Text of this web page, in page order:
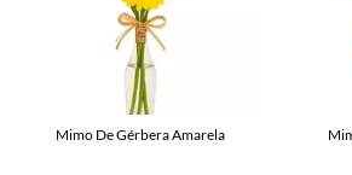
Mimo De Gérbera Amarela